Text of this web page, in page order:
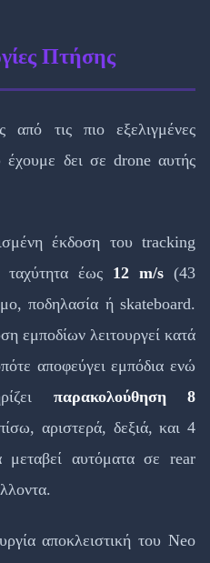
Πτήσης
τις πιο εξελιγμένες
έχουμε δει σε drone αυτής
έκδοση του tracking
ταχύτητα έως 12 m/s (43
ποδηλασία ή skateboard.
εμποδίων λειτουργεί κατά
αποφεύγει εμπόδια ενώ
παρακολούθηση 8
αριστερά, δεξιά, και 4
μεταβεί αυτόματα σε rear
αποκλειστική του Neo